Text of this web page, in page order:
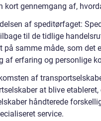
kort gennemgang af,
af speditørfaget:
til de tidlige
på samme måde, som det
af erfaring og personlige
af
at blive
håndterede
service.